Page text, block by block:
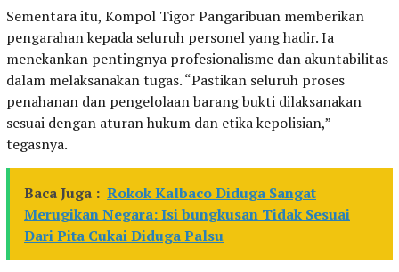
Sementara itu, Kompol Tigor Pangaribuan memberikan
pengarahan kepada seluruh personel yang hadir. Ia
menekankan pentingnya profesionalisme dan akuntabilitas
dalam melaksanakan tugas. “Pastikan seluruh proses
penahanan dan pengelolaan barang bukti dilaksanakan
sesuai dengan aturan hukum dan etika kepolisian,”
tegasnya.
Baca Juga : Rokok Kalbaco Diduga Sangat
Merugikan Negara: Isi bungkusan Tidak Sesuai
Dari Pita Cukai Diduga Palsu